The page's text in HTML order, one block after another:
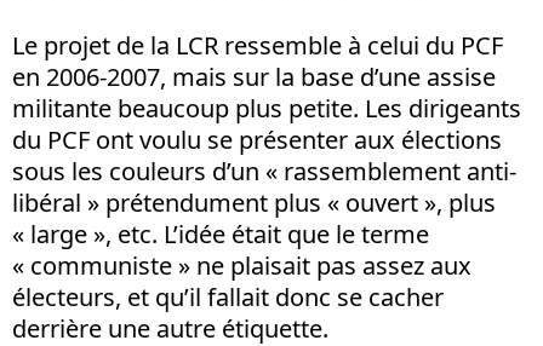
Le projet de la LCR ressemble à celui du PCF
en 2006-2007, mais sur la base d’une assise
militante beaucoup plus petite. Les dirigeants
du PCF ont voulu se présenter aux élections
sous les couleurs d’un « rassemblement anti-
libéral » prétendument plus « ouvert », plus
« large », etc. L’idée était que le terme
« communiste » ne plaisait pas assez aux
électeurs, et qu’il fallait donc se cacher
derrière une autre étiquette.